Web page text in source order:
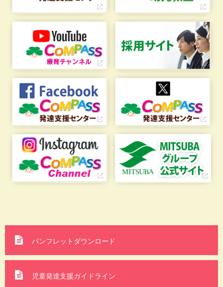
パンフレットダウンロード
児童発達支援ガイドライン